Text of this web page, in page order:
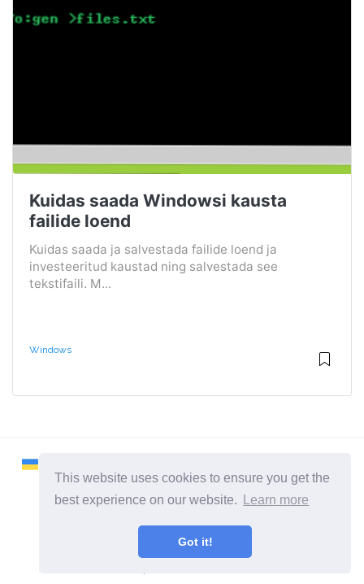
This website uses cookies to ensure you get the
best experience on our website.
Learn more
Got it!
Kuidas saada Windowsi kausta
failide loend
Kuidas saada ja salvestada failide loend ja
investeeritud kaustad ning salvestada see
tekstifaili. M...
Windows
2026 ©Remontcompa
Kõik kategooriad